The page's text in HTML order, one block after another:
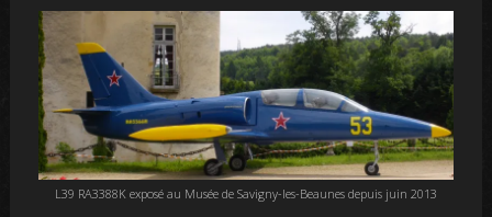
L39 RA3388K exposé au Musée de Savigny-les-Beaunes depuis juin 2013